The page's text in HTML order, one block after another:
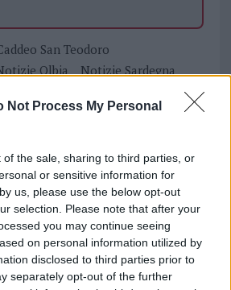
Not Process My Personal
of the sale, sharing to third parties, or
or sensitive information for
us, please use the below opt-out
selection. Please note that after your
you may continue seeing
on personal information utilized by
disclosed to third parties prior to
separately opt-out of the further
San Teodoro
Olbia
Notizie Sardegna
video e le tue foto
WhatsApp al numero +39
356 7512
in tempo reale?